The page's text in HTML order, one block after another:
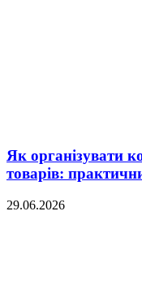
Як організувати
товарів:
29.06.2026